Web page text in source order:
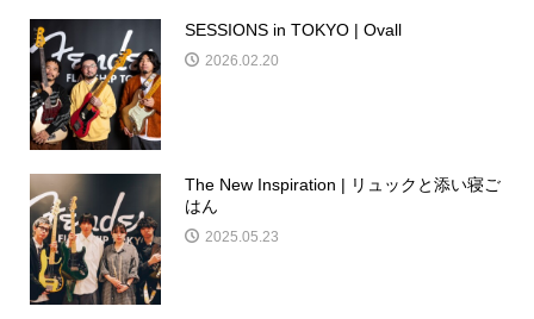
SESSIONS in TOKYO | Ovall
2026.02.20
The New Inspiration | リュックと添い寝ご
はん
2025.05.23